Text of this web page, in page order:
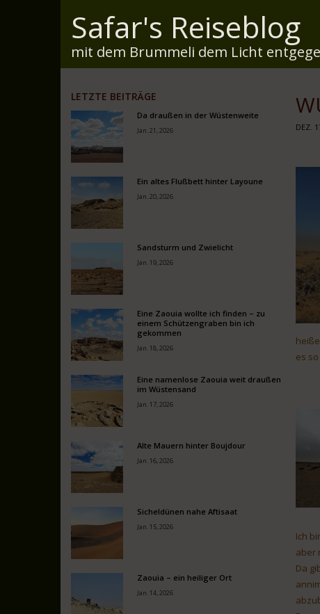
Safar's Reiseblog
mit dem Brummeli dem Licht
DEZ.
es
Ich
aber
Da
LETZTE BEITRÄGE
Da draußen in der Wüstenweite
Jan. 21, 2026
Ein altes Flußbett hinter Layoune
Jan. 20, 2026
Sandsturm und Zwielicht
Jan. 19, 2026
Eine Zaouia wollte ich finden – zu
einem Schützengraben bin ich
gekommen
Jan. 18, 2026
Eine namenlose Zaouia weit draußen
im Wüstensand
Jan. 17, 2026
Alte Mauern hinter Boujdour
Jan. 16, 2026
Sicheldünen nahe Aftisaat
Jan. 15, 2026
Zaouia – ein heiliger Ort
Jan. 14, 2026